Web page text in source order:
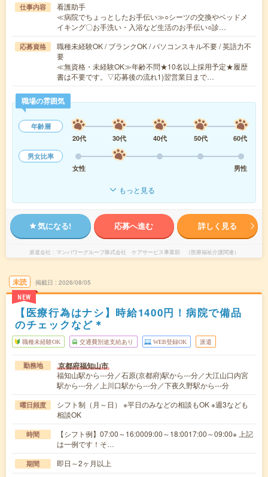
仕事内容
看護助手
≪病院でちょっとしたお手伝い≫○シーツの交換やベッドメ
イキング〇お手洗い・入浴など生活のお手伝い○診…
応募資格
職種未経験OK / ブランクOK / パソコンスキル不要 / 英語力不
要
≪無資格・未経験OK≫年齢不問★10名以上採用予定★履歴
書は不要です。▽応募後の流れ1)翌営業日まで…
職場の雰囲気
年齢層
20代
30代 40代 50代
60代
男女比率
女性
男性
もっと見る
気になる! 応募へ進む 詳しく見る
派遣会社 マンパワーグループ株式会社 ケアサービス事業部 （医療福祉介護関連）
未読
NEW
掲載日 2026/08/05
【医療行為はナシ】時給1400円！病院で備品
のチェックなど＊
職種未経験OK 交通費別途支給あり WEB登録OK 派遣
勤務地 京都府福知山市
福知山駅から---分／石原(京都府)駅から---分／大江山口内宮
駅から---分／上川口駅から---分／下夜久野駅から---分
曜日頻度
シフト制（月～日） ※平日のみなどの相談もOK ※週3なども
相談OK
時間
【シフト例】07:00～16:0009:00～18:0017:00～09:00※ 上記
は一例です！そ…
期間 即日～2ヶ月以上